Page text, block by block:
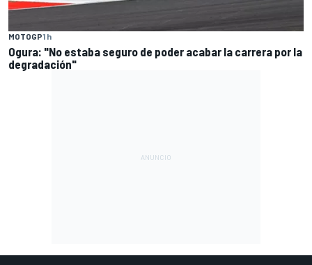
MOTOGP1 h
Ogura: "No estaba seguro de poder acabar la carrera por la
degradación"